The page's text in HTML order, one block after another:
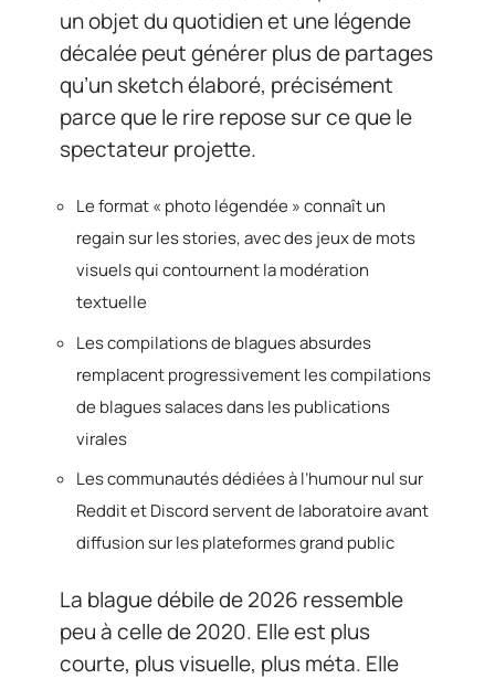
un objet du quotidien et une légende
décalée peut générer plus de partages
qu’un sketch élaboré, précisément
parce que le rire repose sur ce que le
spectateur projette.
Le format « photo légendée » connaît un
regain sur les stories, avec des jeux de mots
visuels qui contournent la modération
textuelle
Les compilations de blagues absurdes
remplacent progressivement les compilations
de blagues salaces dans les publications
virales
Les communautés dédiées à l’humour nul sur
Reddit et Discord servent de laboratoire avant
diffusion sur les plateformes grand public
La blague débile de 2026 ressemble
peu à celle de 2020. Elle est plus
courte, plus visuelle, plus méta. Elle